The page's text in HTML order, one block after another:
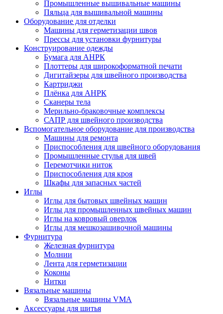
Промышленные вышивальные машины
Пяльца для вышивальной машины
Оборудование для отделки
Машины для герметизации швов
Прессы для установки фурнитуры
Конструирование одежды
Бумага для АНРК
Плоттеры для широкоформатной печати
Дигитайзеры для швейного производства
Картриджи
Плёнка для АНРК
Сканеры тела
Мерильно-браковочные комплексы
САПР для швейного производства
Вспомогательное оборудование для производства
Машины для ремонта
Приспособления для швейного оборудования
Промышленные стулья для швей
Перемотчики ниток
Приспособления для кроя
Шкафы для запасных частей
Иглы
Иглы для бытовых швейных машин
Иглы для промышленных швейных машин
Иглы на ковровый оверлок
Иглы для мешкозашивочной машины
Фурнитура
Железная фурнитура
Молнии
Лента для герметизации
Коконы
Нитки
Вязальные машины
Вязальные машины VMA
Аксессуары для шитья